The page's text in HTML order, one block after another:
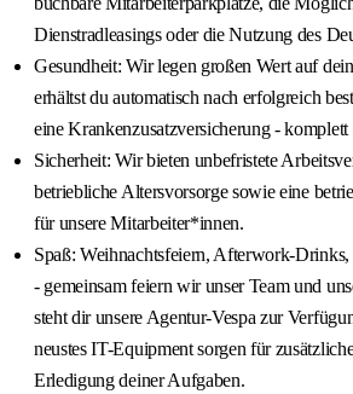
Dienstradleasings oder die Nutzung des
Gesundheit: Wir legen großen Wert auf
erhältst du automatisch nach erfolgreich
eine Krankenzusatzversicherung -
Sicherheit: Wir bieten unbefristete
betriebliche Altersvorsorge sowie eine
für unsere Mitarbeiter*innen.
Spaß: Weihnachtsfeiern, Afterwork-
- gemeinsam feiern wir unser Team und
steht dir unsere Agentur-Vespa zur
neustes IT-Equipment sorgen für
Erledigung deiner Aufgaben.